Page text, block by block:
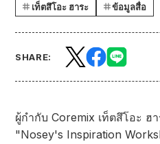
เท็ตสึโอะ ฮาระ ข้อมูลสื่อ
SHARE:
ผู้กำกับ Coremix เท็ตสึโอะ ฮ
"Nosey's Inspiration